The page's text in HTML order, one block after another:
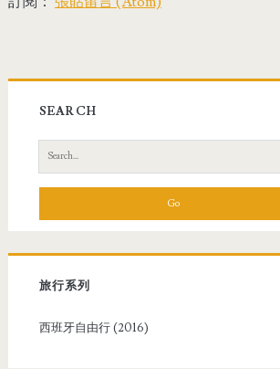
SEARCH
e
r
h
f
r
旅行系列
西班牙自由行 (2016)